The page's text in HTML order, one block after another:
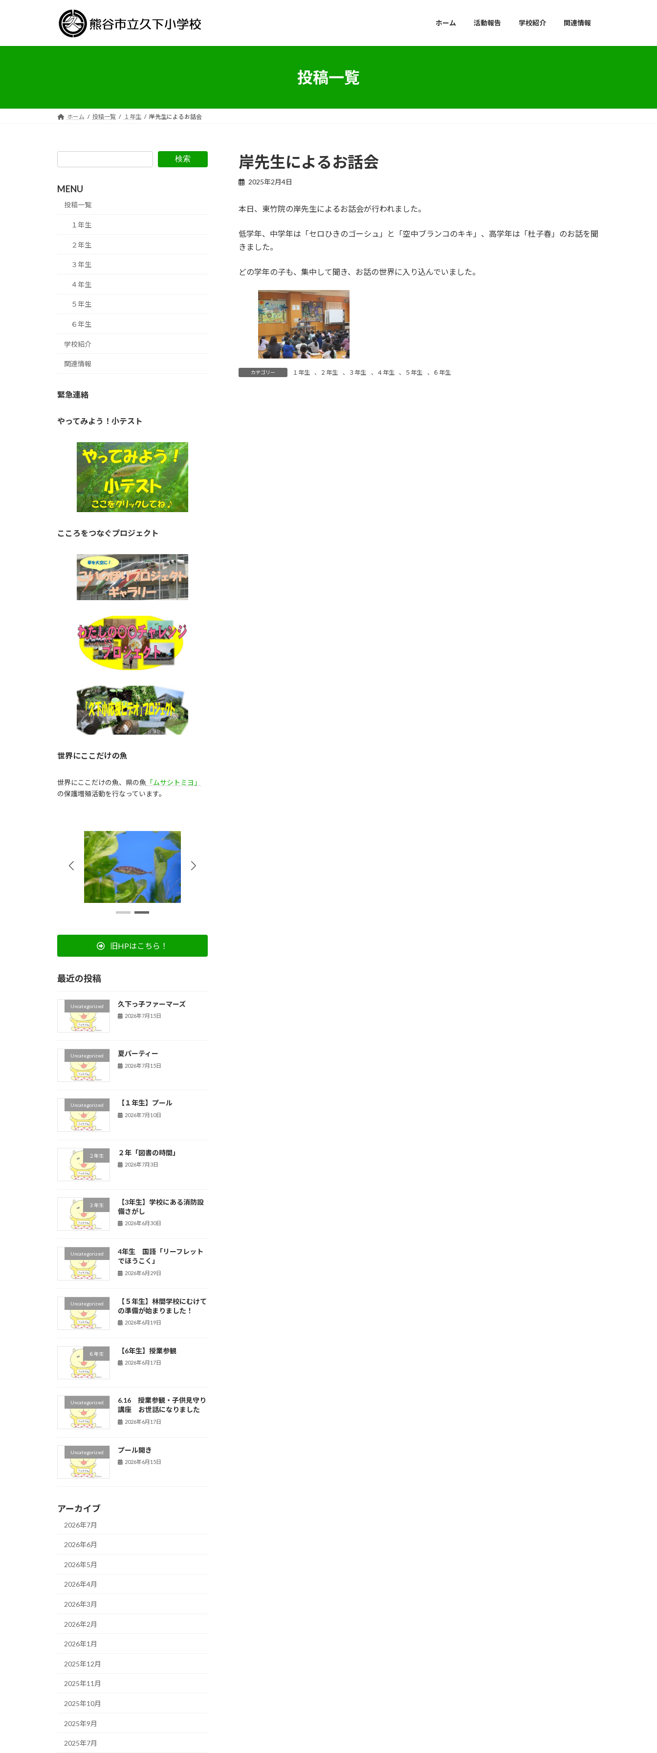
プ
動
ホーム 活動報告 学校紹介 関連情報
投稿一覧
ホーム 投稿一覧 １年生 岸先生によるお話会
岸先生によるお話会
2025年2月4日
本日、東竹院の岸先生によるお話会が行われました。
低学年、中学年は「セロひきのゴーシュ」と「空中ブランコのキキ」、高学年は「杜子春」のお話を聞
きました。
どの学年の子も、集中して聞き、お話の世界に入り込んでいました。
カテゴリー １年生 、 ２年生 、 ３年生 、 ４年生 、 ５年生 、 ６年生
検索
MENU
投稿一覧
１年生
２年生
３年生
４年生
５年生
６年生
学校紹介
関連情報
緊急連絡
やってみよう！小テスト
こころをつなぐプロジェクト
世界にここだけの魚
世界にここだけの魚、県の魚 「ムサシトミヨ」
の保護増殖活動を行なっています。
旧HPはこちら！
最近の投稿
Uncategorized 久下っ子ファーマーズ
2026年7月15日
Uncategorized 夏パーティー
2026年7月15日
Uncategorized 【１年生】プール
2026年7月10日
２年生 ２年「図書の時間」
2026年7月3日
３年生
【3年生】学校にある消防設
備さがし
2026年6月30日
Uncategorized
4年生 国語「リーフレット
でほうこく」
2026年6月29日
Uncategorized
【５年生】林間学校にむけて
の準備が始まりました！
2026年6月19日
６年生 【6年生】授業参観
2026年6月17日
Uncategorized
6.16 授業参観・子供見守り
講座 お世話になりました
2026年6月17日
Uncategorized プール開き
2026年6月15日
アーカイブ
2026年7月
2026年6月
2026年5月
2026年4月
2026年3月
2026年2月
2026年1月
2025年12月
2025年11月
2025年10月
2025年9月
2025年7月